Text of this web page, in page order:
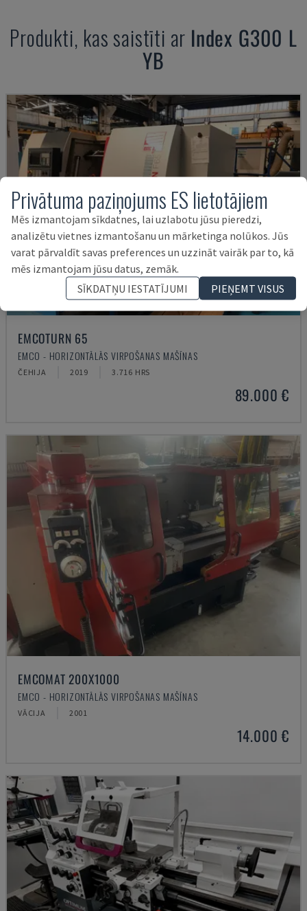
Produkti, kas saistīti ar Index G300 L
YB
EMCOTURN 65
EMCO - HORIZONTĀLĀS VIRPOŠANAS MAŠĪNAS
ČEHIJA 2019 3.716 HRS
89.000 €
EMCOMAT 200X1000
EMCO - HORIZONTĀLĀS VIRPOŠANAS MAŠĪNAS
VĀCIJA 2001
14.000 €
Privātuma paziņojums ES lietotājiem
Mēs izmantojam sīkdatnes, lai uzlabotu jūsu pieredzi,
analizētu vietnes izmantošanu un mārketinga nolūkos. Jūs
varat pārvaldīt savas preferences un uzzināt vairāk par to, kā
mēs izmantojam jūsu datus, zemāk.
SĪKDATŅU IESTATĪJUMI
PIEŅEMT VISUS